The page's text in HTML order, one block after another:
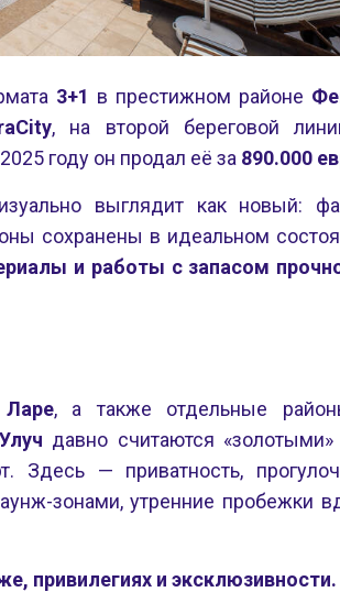
3+1 в престижном районе
, на второй береговой
году он продал её за 890.000
выглядит как новый:
сохранены в идеальном
и работы с запасом
, а также отдельные
давно считаются
Здесь — приватность,
зонами, утренние пробежки
привилегиях и эксклюзивности.